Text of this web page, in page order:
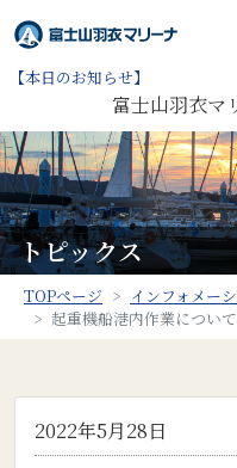
【本日のお知らせ】
富士山羽衣マ
トピックス
TOPページ
インフォメー
起重機船港内作業について
2022年5月28日